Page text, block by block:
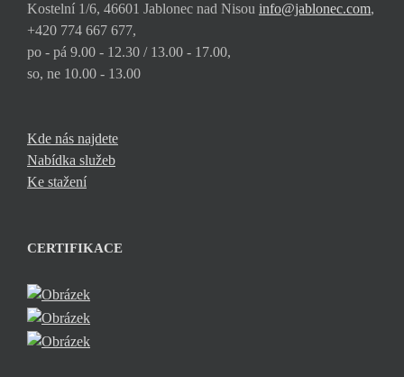
Kostelní 1/6, 46601 Jablonec nad Nisou info@jablonec.com,
+420 774 667 677,
po - pá 9.00 - 12.30 / 13.00 - 17.00,
so, ne 10.00 - 13.00
Kde nás najdete
Nabídka služeb
Ke stažení
CERTIFIKACE